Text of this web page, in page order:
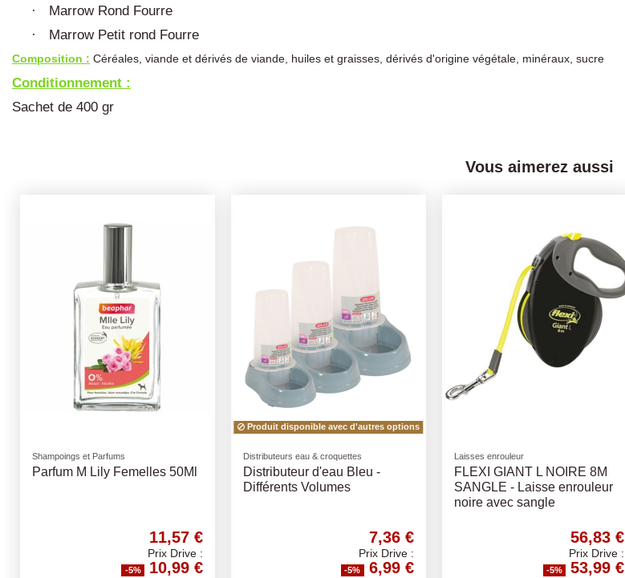
· Marrow Rond Fourre
· Marrow Petit rond Fourre
Composition : Céréales, viande et dérivés de viande, huiles et graisses, dérivés d'origine végétale, minéraux, sucre
Conditionnement :
Sachet de 400 gr
Vous aimerez aussi
Shampoings et Parfums
Parfum M Lily Femelles 50Ml
11,57 €
Prix Drive :
-5% 10,99 €
Produit disponible avec d'autres options
Distributeurs eau & croquettes
Distributeur d'eau Bleu -
Différents Volumes
7,36 €
Prix Drive :
-5% 6,99 €
Laisses enrouleur
FLEXI GIANT L NOIRE 8M
SANGLE - Laisse enrouleur
noire avec sangle
56,83 €
Prix Drive :
-5% 53,99 €